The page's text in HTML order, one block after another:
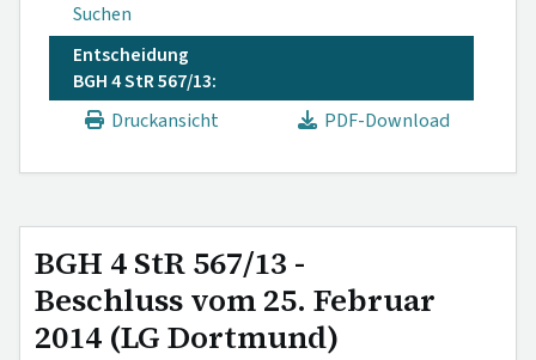
Suchen
Entscheidung
BGH 4 StR 567/13:
Druckansicht
PDF-Download
BGH 4 StR 567/13 -
Beschluss vom 25. Februar
2014 (LG Dortmund)